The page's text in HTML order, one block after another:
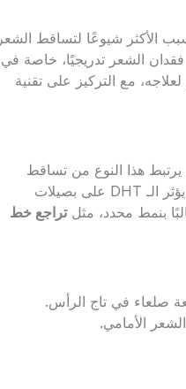
الأكثر شيوعًا لتساقط الشعر
الشعر تدريجيًا، خاصة في
مع التركيز على تقنية
هذا النوع من تساقط
، وهو مشتق من هرمون التستوستيرون. يؤثر الـ DHT على بصيلات
بنمط محدد، مثلتراجع خط
صلعاء في تاج الرأس.
الأمامي.